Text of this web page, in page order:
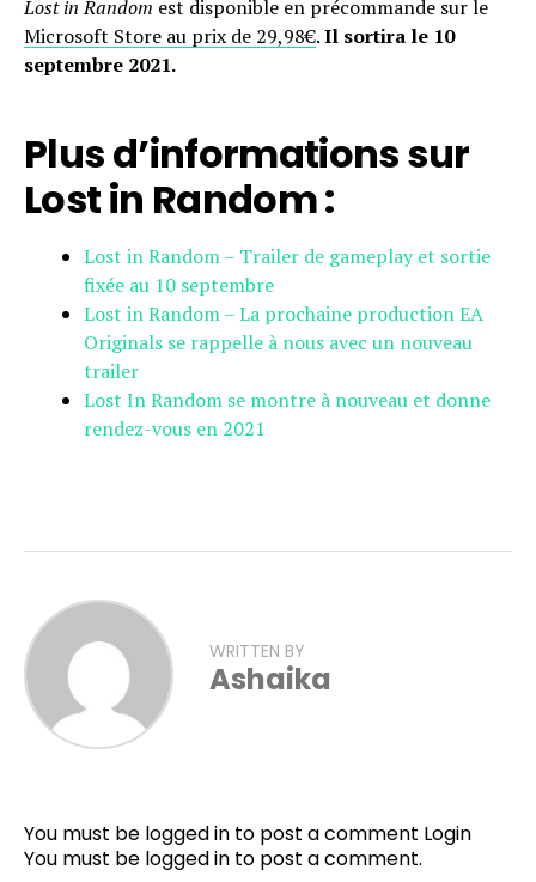
Lost in Random est disponible en précommande sur le
Microsoft Store au prix de 29,98€.Il sortira le 10
septembre 2021.
Plus d’informations sur
Lost in Random :
Lost in Random – Trailer de gameplay et sortie
fixée au 10 septembre
Lost in Random – La prochaine production EA
Originals se rappelle à nous avec un nouveau
trailer
Lost In Random se montre à nouveau et donne
rendez-vous en 2021
WRITTEN BY
Ashaika
You must be logged in to post a comment Login
You must be logged in to post a comment.